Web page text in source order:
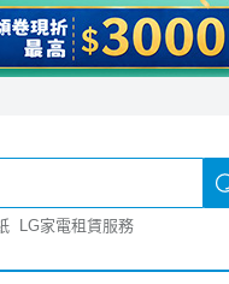
LG家電租賃服務